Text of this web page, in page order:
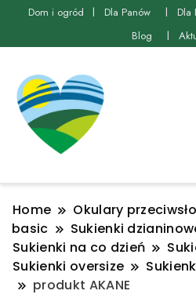
Dom i ogród Dla Panów Dla
Blog
Home Okulary
basic
Sukienki
Sukienki na co dzień
Sukienki oversize
produkt AKANE